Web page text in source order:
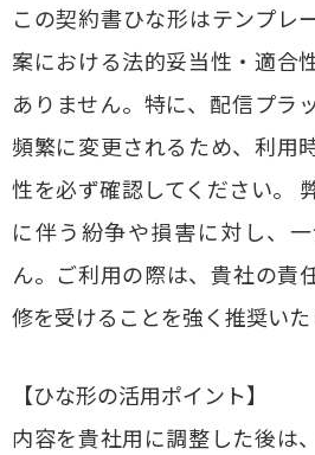
この契約書ひな形はテンプレ
案における法的妥当性・適合
ありません。特に、配信プラ
頻繁に変更されるため、利用
性を必ず確認してください。
に伴う紛争や損害に対し、
ん。ご利用の際は、貴社の責
修を受けることを強く推奨いた
【ひな形の活用ポイント】
内容を貴社用に調整した後は